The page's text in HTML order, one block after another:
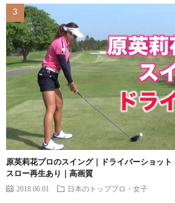
原英莉花プロのスイング｜ドライバーショット
スロー再生あり｜高画質
2018.06.01 日本のトッププロ・女子